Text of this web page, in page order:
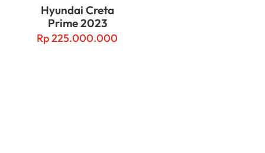
Hyundai Creta
Prime 2023
Rp225.000.000